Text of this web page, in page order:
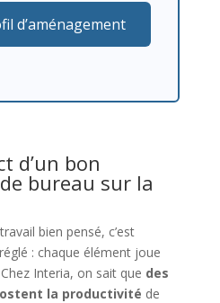
d’aménagement
d’un bon
bureau sur la
bien pensé, c’est
: chaque élément joue
Interia, on sait que des
la productivité de